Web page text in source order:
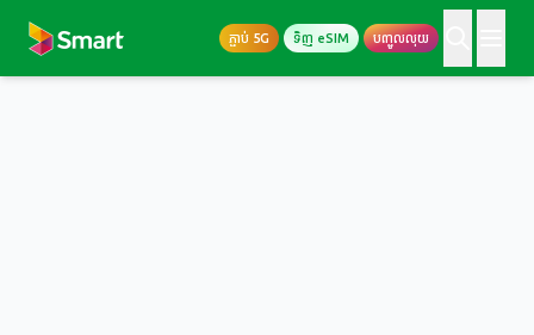
ភ្ជាប់ 5G ទិញ eSIM បញ្ចូលលុយ